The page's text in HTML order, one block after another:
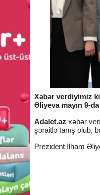
Xəbər verdiyimiz
Əliyeva mayın 9-
Adalet.az xəbər
şəraitlə tanış olub,
Prezident İlham